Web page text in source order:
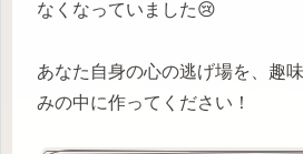
なくなっていました😢
あなた自身の心の逃げ場を、趣
みの中に作ってください！